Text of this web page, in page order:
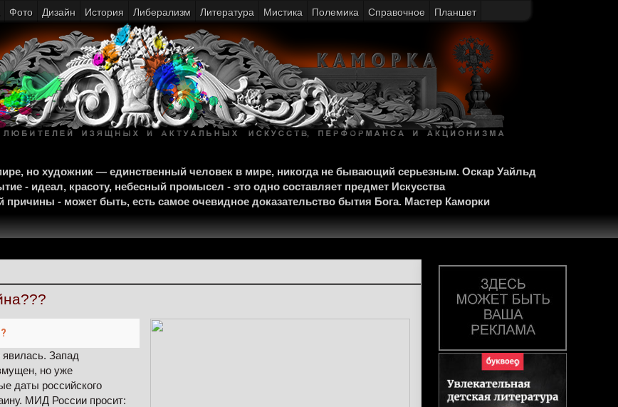
но художник — единственный человек в мире, никогда не бывающий серьезным. Оскар Уайльд
- идеал, красоту, небесный промысел - это одно составляет предмет Искусства
причины - может быть, есть самое очевидное доказательство бытия Бога. Мастер Каморки
явилась. Запад
но уже
даты российского
МИД России просит:
Фото Дизайн История Либерализм Литература Мистика Полемика Справочное Планшет